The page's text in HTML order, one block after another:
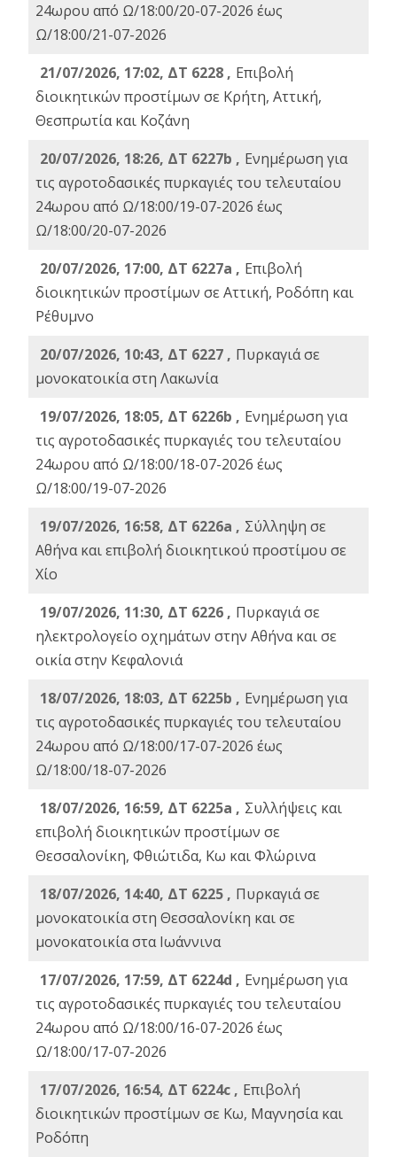
24ωρου από Ω/18:00/20-07-2026 έως
Ω/18:00/21-07-2026
21/07/2026, 17:02, ΔΤ 6228 , Επιβολή
διοικητικών προστίμων σε Κρήτη, Αττική,
Θεσπρωτία και Κοζάνη
20/07/2026, 18:26, ΔΤ 6227b , Ενημέρωση για
τις αγροτοδασικές πυρκαγιές του τελευταίου
24ωρου από Ω/18:00/19-07-2026 έως
Ω/18:00/20-07-2026
20/07/2026, 17:00, ΔΤ 6227a , Επιβολή
διοικητικών προστίμων σε Αττική, Ροδόπη και
Ρέθυμνο
20/07/2026, 10:43, ΔΤ 6227 , Πυρκαγιά σε
μονοκατοικία στη Λακωνία
19/07/2026, 18:05, ΔΤ 6226b , Ενημέρωση για
τις αγροτοδασικές πυρκαγιές του τελευταίου
24ωρου από Ω/18:00/18-07-2026 έως
Ω/18:00/19-07-2026
19/07/2026, 16:58, ΔΤ 6226a , Σύλληψη σε
Αθήνα και επιβολή διοικητικού προστίμου σε
Χίο
19/07/2026, 11:30, ΔΤ 6226 , Πυρκαγιά σε
ηλεκτρολογείο οχημάτων στην Αθήνα και σε
οικία στην Κεφαλονιά
18/07/2026, 18:03, ΔΤ 6225b , Ενημέρωση για
τις αγροτοδασικές πυρκαγιές του τελευταίου
24ωρου από Ω/18:00/17-07-2026 έως
Ω/18:00/18-07-2026
18/07/2026, 16:59, ΔT 6225a , Συλλήψεις και
επιβολή διοικητικών προστίμων σε
Θεσσαλονίκη, Φθιώτιδα, Κω και Φλώρινα
18/07/2026, 14:40, ΔΤ 6225 , Πυρκαγιά σε
μονοκατοικία στη Θεσσαλονίκη και σε
μονοκατοικία στα Ιωάννινα
17/07/2026, 17:59, ΔΤ 6224d , Ενημέρωση για
τις αγροτοδασικές πυρκαγιές του τελευταίου
24ωρου από Ω/18:00/16-07-2026 έως
Ω/18:00/17-07-2026
17/07/2026, 16:54, ΔΤ 6224c , Επιβολή
διοικητικών προστίμων σε Κω, Μαγνησία και
Ροδόπη